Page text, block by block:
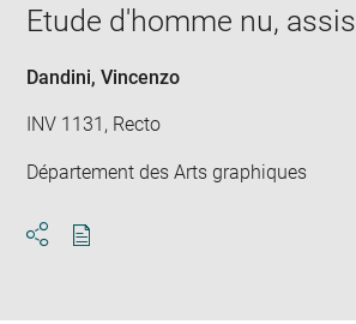
Etude d'homme nu, assis
Dandini, Vincenzo
INV 1131, Recto
Département des Arts graphiques